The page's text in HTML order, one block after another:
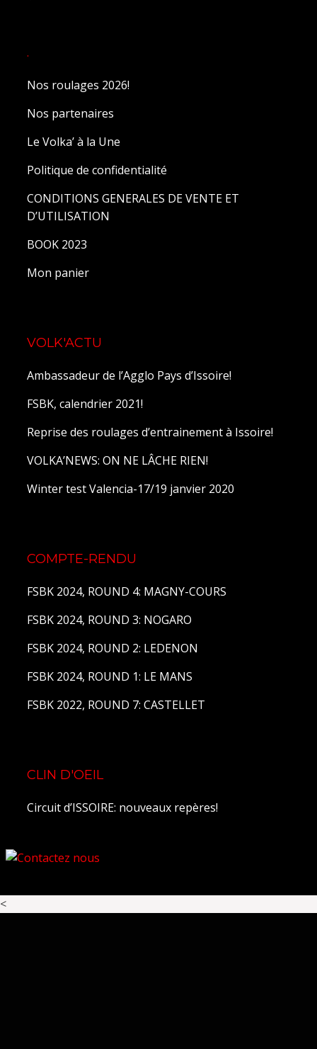
.
Nos roulages 2026!
Nos partenaires
Le Volka’ à la Une
Politique de confidentialité
CONDITIONS GENERALES DE VENTE ET
D’UTILISATION
BOOK 2023
Mon panier
VOLK'ACTU
Ambassadeur de l’Agglo Pays d’Issoire!
FSBK, calendrier 2021!
Reprise des roulages d’entrainement à Issoire!
VOLKA’NEWS: ON NE LÂCHE RIEN!
Winter test Valencia-17/19 janvier 2020
COMPTE-RENDU
FSBK 2024, ROUND 4: MAGNY-COURS
FSBK 2024, ROUND 3: NOGARO
FSBK 2024, ROUND 2: LEDENON
FSBK 2024, ROUND 1: LE MANS
FSBK 2022, ROUND 7: CASTELLET
CLIN D'OEIL
Circuit d’ISSOIRE: nouveaux repères!
<